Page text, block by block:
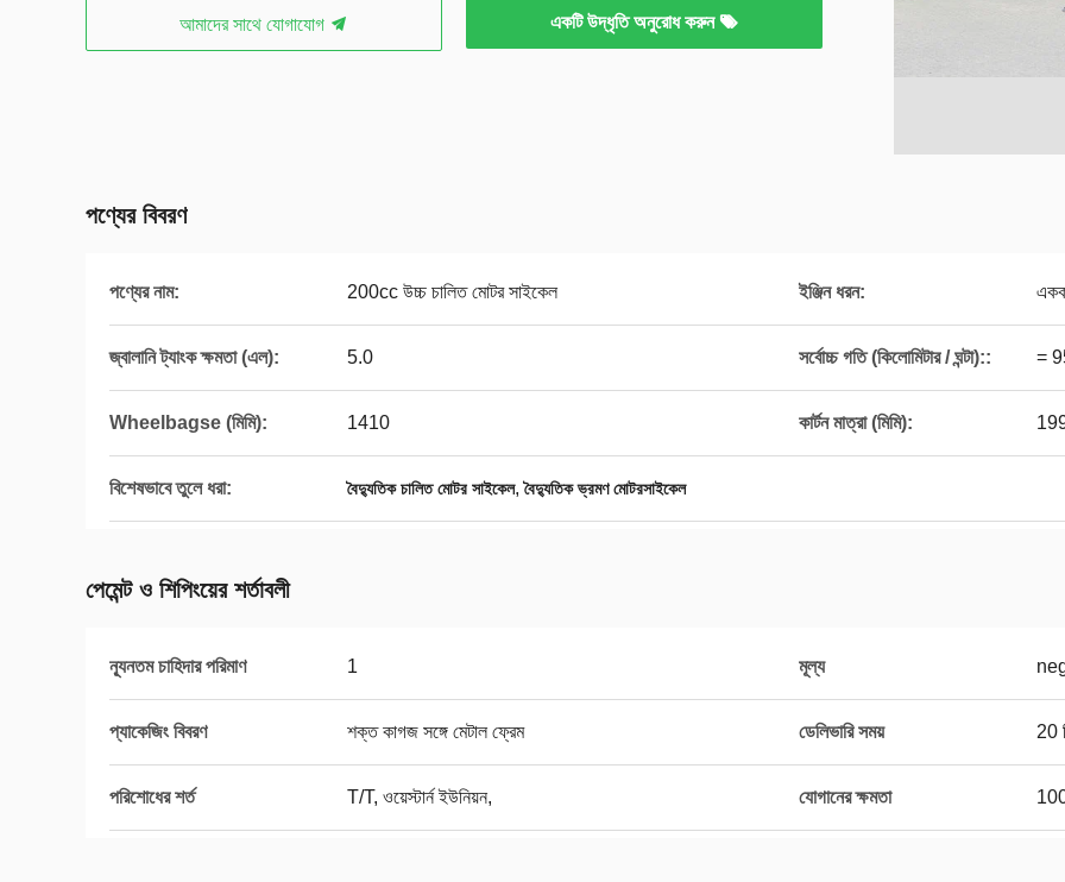
আমাদের সাথে যোগাযোগ একটি উদ্ধৃতি অনুরোধ করুন
পণ্যের বিবরণ
পণ্যের নাম: 200cc উচ্চ চালিত মোটর সাইকেল ইঞ্জিন ধরন: একক
জ্বালানি ট্যাংক ক্ষমতা (এল): 5.0 সর্বোচ্চ গতি (কিলোমিটার / ঘন্টা):: =
Wheelbagse (মিমি): 1410 কার্টন মাত্রা (মিমি):
বিশেষভাবে তুলে ধরা: বৈদ্যুতিক চালিত মোটর সাইকেল,বৈদ্যুতিক ভ্রমণ মোটরসাইকেল
পেমেন্ট ও শিপিংয়ের শর্তাবলী
ন্যূনতম চাহিদার পরিমাণ 1 মূল্য
প্যাকেজিং বিবরণ শক্ত কাগজ সঙ্গে মেটাল ফ্রেম ডেলিভারি সময় 20
পরিশোধের শর্ত T/T, ওয়েস্টার্ন ইউনিয়ন, যোগানের ক্ষমতা